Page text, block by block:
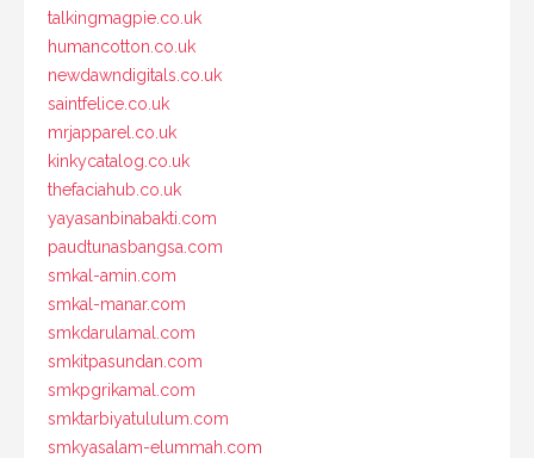
talkingmagpie.co.uk
humancotton.co.uk
newdawndigitals.co.uk
saintfelice.co.uk
mrjapparel.co.uk
kinkycatalog.co.uk
thefaciahub.co.uk
yayasanbinabakti.com
paudtunasbangsa.com
smkal-amin.com
smkal-manar.com
smkdarulamal.com
smkitpasundan.com
smkpgrikamal.com
smktarbiyatululum.com
smkyasalam-elummah.com